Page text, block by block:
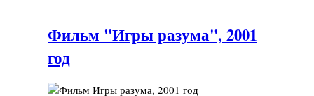
Фильм "Игры разума", 2001
год